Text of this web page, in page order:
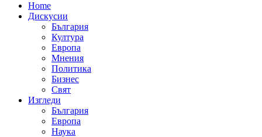
Home
Дискусии
България
Култура
Европа
Мнения
Политика
Бизнес
Свят
Изгледи
България
Европа
Наука